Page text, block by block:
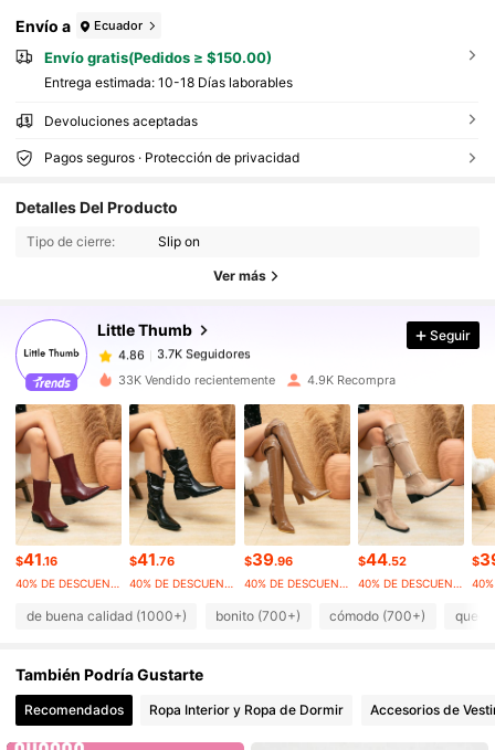
Envío a Ecuador
Envío gratis(Pedidos ≥ $150.00)
Entrega estimada: 10-18 Días laborables
Devoluciones aceptadas
Pagos seguros · Protección de privacidad
Detalles Del Producto
Tipo de cierre: Slip on
Ver más
Little Thumb
4.86 3.7K Seguidores
3.7K Seguidores
3.7K Seguidores
4.86
3.7K Seguidores
m***1
seguidoHace 1 día
4.86
4.86 3.7K Seguidores
4.86 3.7K Seguidores
4.86 3.7K Seguidores
4.86 3.7K Seguidores
4.86 3.7K Seguidores
Seguir
33K Vendido recientemente 4.9K Recompra
$41.16
40% DE DESCUENTO
$41.76
40% DE DESCUENTO
$39.96
40% DE DESCUENTO
$44.52
40% DE DESCUENTO
$
de buena calidad (1000+) bonito (700+) cómodo (700+)
También Podría Gustarte
Recomendados Ropa Interior y Ropa de Dormir Accesorios de